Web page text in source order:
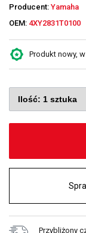
Producent: Yamaha
OEM: 4XY2831T0100
Produkt nowy,
Przybliżony